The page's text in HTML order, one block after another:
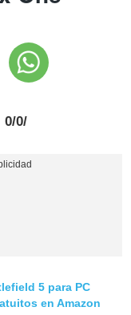
0/0/
5 para PC
en Amazon